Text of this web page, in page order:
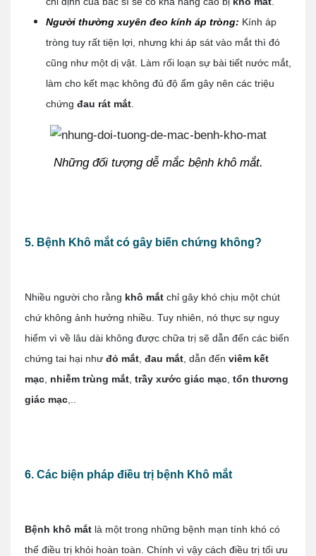
Người thường xuyên đeo kính áp tròng: Kính áp
tròng tuy rất tiện lợi, nhưng khi áp sát vào mắt thì đó
cũng như một dị vật. Làm rối loạn sự bài tiết nước mắt,
làm cho kết mạc không đủ độ ẩm gây nên các triệu
chứng đau rát mắt
Những đối tượng dễ mắc bệnh khô mắt.
5. Bệnh Khô mắt có gây biến chứng không?
Nhiều người cho rằng khô mắt chỉ gây khó chịu một chút
chứ không ảnh hưởng nhiều. Tuy nhiên, nó thực sự nguy
hiểm vì về lâu dài không được chữa trị sẽ dẫn đến các biến
chứng tai hại như đỏ mắt đau mắt , dẫn đến viêm kết
mạc nhiễm trùng mắt trầy xước giác mạc tổn thương
giác mạc
6. Các biện pháp điều trị bệnh Khô mắt
Bệnh khô mắt là một trong những bệnh mạn tính khó có
thể điều trị khỏi hoàn toàn. Chính vì vậy cách điều trị tối ưu